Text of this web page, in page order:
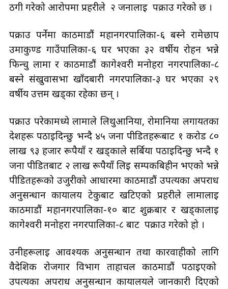
ठगी गरेको आरोपमा प्रहरीले २ जनालाई पक्राउ गरेको छ ।
पक्राउ पर्नेमा काठमाडौं महानगरपालिका-६ बस्ने रामेछाप
उमाकुण्ड गाउँपालिका-६ घर भएका ३२ वर्षीय रोहन भन्ने
फिन्चु लामा र काठमाडौं कागेश्वरी मनोहरा नगरपालिका-८
बस्ने संखुवासभा खाँदबारी नगरपालिका-३ घर भएका २९
वर्षीय उत्तम खड्का रहेका छन् ।
पक्राउ परेकामध्ये लामाले लिथुआनिया, रोमानिया लगायतका
देशहरू पठाइदिन्छु भन्दै ४५ जना पीडितहरूबाट १ करोड ८०
लाख ९३ हजार रूपैयाँ र खड्काले सर्बिया पठाइदिन्छु भन्दै १
जना पीडितबाट २ लाख रूपैयाँ लिई सम्पर्कबिहीन भएको भन्ने
पीडितहरूको उजुरीको आधारमा काठमाडौं उपत्यका अपराध
अनुसन्धान कार्यालय टेकुबाट खटिएको प्रहरीले लामालाई
काठमाडौं महानगरपालिका-१० बाट शुक्रबार र खड्कालाई
कागेश्वरी मनोहरा नगरपालिका-८ बाट पक्राउ गरेको हो ।
उनीहरूलाई आवश्यक अनुसन्धान तथा कारवाहीको लागि
वैदेशिक रोजगार विभाग ताहाचल काठमाडौं पठाइएको
उपत्यका अपराध अनुसन्धान कार्यालयले जानकारी दिएको